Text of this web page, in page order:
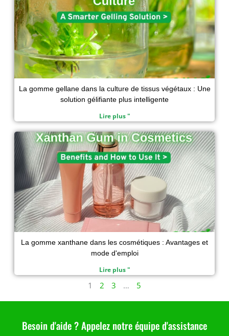
La gomme gellane dans la culture de tissus végétaux : Une
solution gélifiante plus intelligente
Lire plus "
La gomme xanthane dans les cosmétiques : Avantages et
mode d'emploi
Lire plus "
1 2 3 … 5
Besoin d'aide ? Appelez notre équipe d'assistance